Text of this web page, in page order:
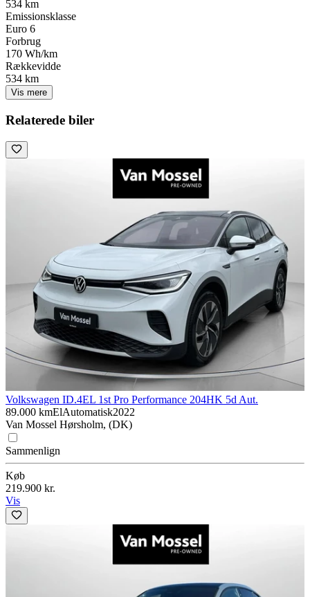
534 km
Emissionsklasse
Euro 6
Forbrug
170 Wh/km
Rækkevidde
534 km
Vis mere
Relaterede biler
Volkswagen ID.4EL 1st Pro Performance 204HK 5d Aut.
89.000 kmElAutomatisk2022
Van Mossel Hørsholm, (DK)
Sammenlign
Køb
219.900 kr.
Vis